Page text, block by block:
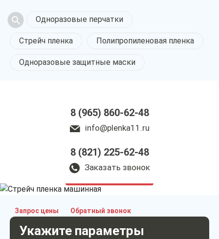
Одноразовые перчатки
Стрейч пленка Полипропиленовая пленка
Одноразовые защитные маски
8 (965) 860-62-48
info@plenka11.ru
8 (821) 225-62-48
Заказать звонок
машинная
в Сыктывкаре
Запрос цены Обратный звонок
Укажите параметры